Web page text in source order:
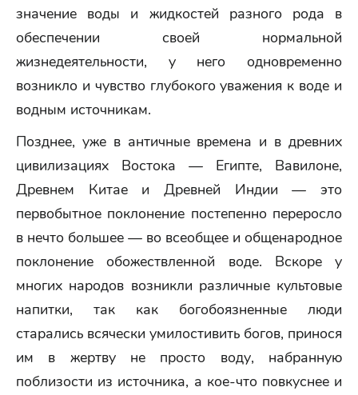
значение воды и жидкостей разного рода в
обеспечении своей нормальной
жизнедеятельности, у него одновременно
возникло и чувство глубокого уважения к воде и
водным источникам.
Позднее, уже в античные времена и в древних
цивилизациях Востока — Египте, Вавилоне,
Древнем Китае и Древней Индии — это
первобытное поклонение постепенно переросло
в нечто большее — во всеобщее и общенародное
поклонение обожествленной воде. Вскоре у
многих народов возникли различные культовые
напитки, так как богобоязненные люди
старались всячески умилостивить богов, принося
им в жертву не просто воду, набранную
поблизости из источника, а кое-что повкуснее и